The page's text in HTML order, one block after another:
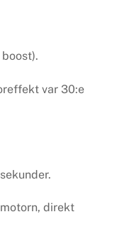
var 30:e
direkt